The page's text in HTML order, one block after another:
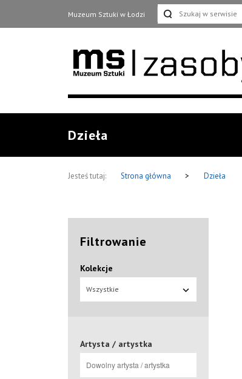
Muzeum Sztuki w Łodzi
Dzieła
Jesteś tutaj: Strona główna > Dzieła
Filtrowanie
Kolekcje
Wszystkie
Artysta / artystka